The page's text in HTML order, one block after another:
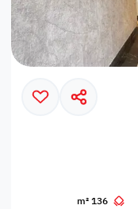
136 m²